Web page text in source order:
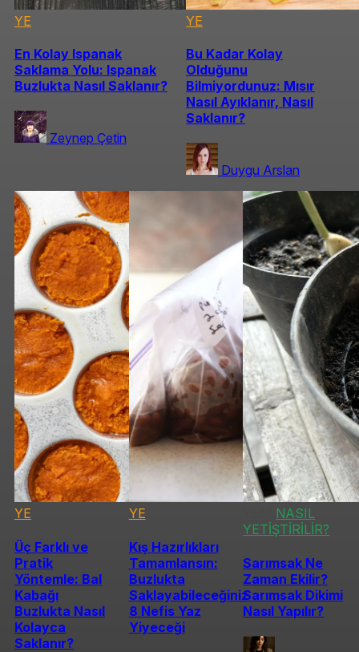
YE
En Kolay Ispanak
Saklama Yolu: Ispanak
Buzlukta Nasıl Saklanır?
Zeynep Çetin
YE
Bu Kadar Kolay
Olduğunu
Bilmiyordunuz: Mısır
Nasıl Ayıklanır, Nasıl
Saklanır?
Duygu Arslan
YE
Üç Farklı ve
Pratik
Yöntemle: Bal
Kabağı
Buzlukta Nasıl
Kolayca
Saklanır?
YE
Kış Hazırlıkları
Tamamlansın:
Buzlukta
Saklayabileceğiniz
8 Nefis Yaz
Yiyeceği
NASIL
YETİŞTİRİLİR?
Sarımsak Ne
Zaman Ekilir?
Sarımsak Dikimi
Nasıl Yapılır?